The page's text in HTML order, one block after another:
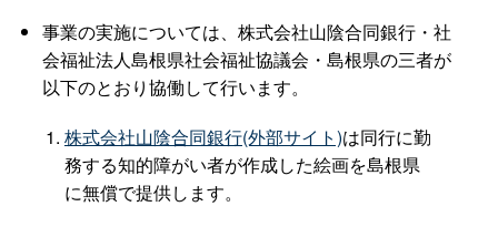
事業の実施については、株式会社山陰合同銀行・社
会福祉法人島根県社会福祉協議会・島根県の三者が
以下のとおり協働して行います。
株式会社山陰合同銀行(外部サイト)は同行に勤
務する知的障がい者が作成した絵画を島根県
に無償で提供します。